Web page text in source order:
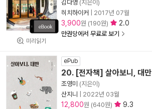
미리읽기
김다영 (지은이)
히치하이커
2017년 07월
3,900원 (190원) 2.0
만권당에서 무료로 보기
ePub
20. [전자책] 살아보니, 대만
조영미 (지은이)
산지니
2022년 03월
12,800원 (640원) 9.3